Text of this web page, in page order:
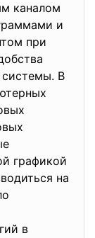
каналом
и
при
системы. В
графикой
на
в